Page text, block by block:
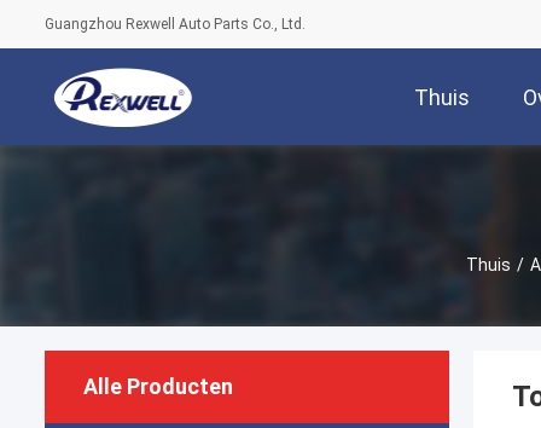
Guangzhou Rexwell Auto Parts Co., Ltd.
Thuis
Thuis /
Alle Producten